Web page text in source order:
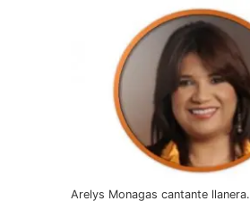
Arelys Monagas cantante llanera.